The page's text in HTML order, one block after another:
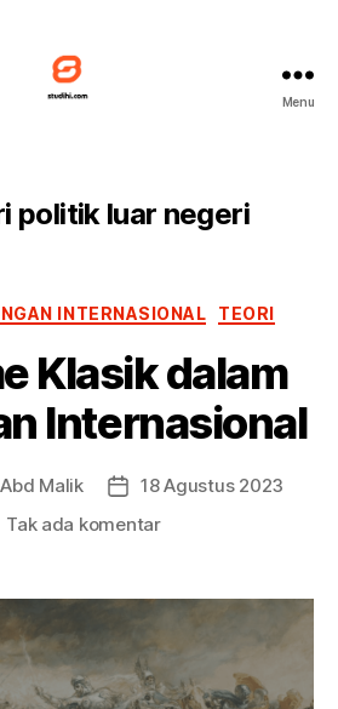
Menu
politik luar negeri
Kategori
INTERNASIONAL TEORI
Klasik dalam
Internasional
Malik
Tanggal
artikel
18 Agustus 2023
Tak ada komentarpada
dalam